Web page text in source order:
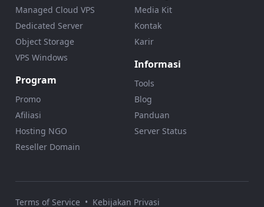
Managed Cloud VPS
Dedicated Server
Object Storage
VPS Windows
Program
Promo
Afiliasi
Hosting NGO
Reseller Domain
Media Kit
Kontak
Karir
Informasi
Tools
Blog
Panduan
Server Status
Terms of Service • Kebijakan Privasi